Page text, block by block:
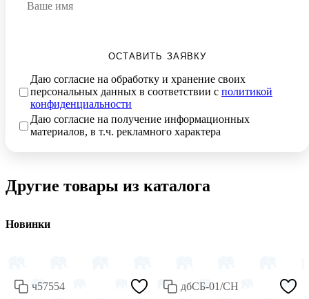
ОСТАВИТЬ ЗАЯВКУ
Даю согласие на обработку и хранение своих
персональных данных в соответствии с политикой
конфиденциальности
Даю согласие на получение информационных
материалов, в т.ч. рекламного характера
Другие товары из каталога
Новинки
ч57554 дбСБ-01/СН